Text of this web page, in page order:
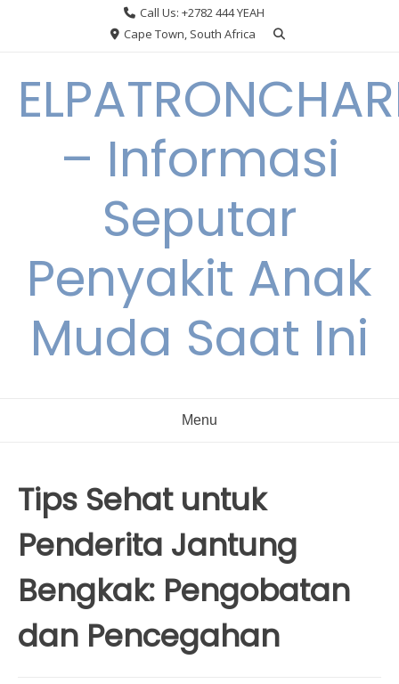
Call Us: +2782 444 YEAH
Cape Town, South Africa
– Informasi
Seputar
Penyakit Anak
Muda Saat Ini
Menu
Tips Sehat untuk
Penderita Jantung
Bengkak: Pengobatan
dan Pencegahan